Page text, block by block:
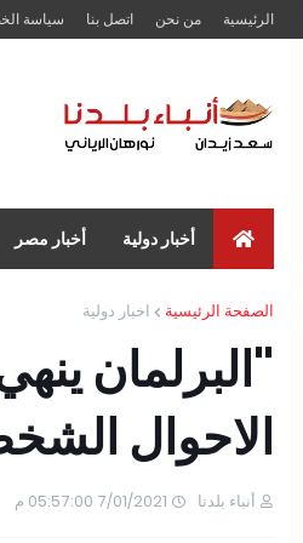
الرئيسية من نحن اتصل بنا سياسة
أخبار دولية أخبار مصر
الصفحة الرئيسية اخبار دولية
"البرلمان
الاحوال
أنباء بلدنا 7/01/2021 05:57:00 م